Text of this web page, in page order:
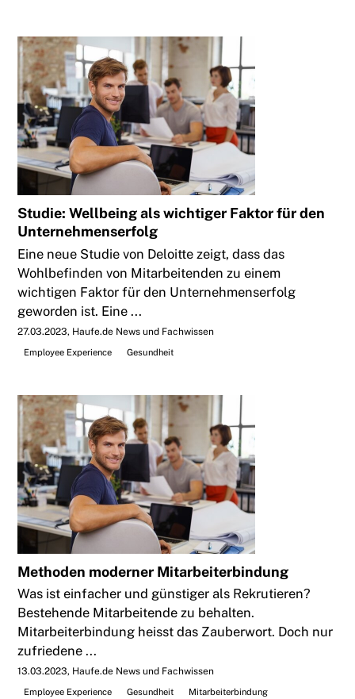
Studie: Wellbeing als wichtiger Faktor für den
Unternehmenserfolg
Eine neue Studie von Deloitte zeigt, dass das
Wohlbefinden von Mitarbeitenden zu einem
wichtigen Faktor für den Unternehmenserfolg
geworden ist. Eine ...
27.03.2023 Haufe.de News und Fachwissen
Employee Experience
Gesundheit
Methoden moderner Mitarbeiterbindung
Was ist einfacher und günstiger als Rekrutieren?
Bestehende Mitarbeitende zu behalten.
Mitarbeiterbindung heisst das Zauberwort. Doch nur
zufriedene ...
13.03.2023 Haufe.de News und Fachwissen
Employee Experience
Gesundheit Mitarbeiterbindung